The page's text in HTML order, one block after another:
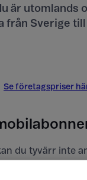
är utomlands
från Sverige
Se företagspriser
du tyvärr inte